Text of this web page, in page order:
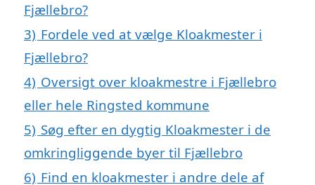
Fjællebro?
3) Fordele ved at vælge Kloakmester i
Fjællebro?
4) Oversigt over kloakmestre i Fjællebro
eller hele Ringsted kommune
5) Søg efter en dygtig Kloakmester i de
omkringliggende byer til Fjællebro
6) Find en kloakmester i andre dele af